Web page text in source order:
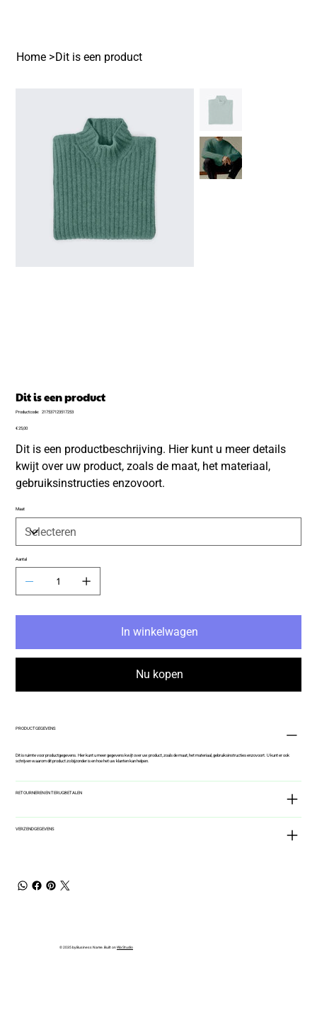
Home >Dit is een product
Dit is een product
Productcode:
Productcode
217537123517253
Prijs
€ 25,00
Dit is een productbeschrijving. Hier kunt u meer details
kwijt over uw product, zoals de maat, het materiaal,
gebruiksinstructies enzovoort.
Maat
Aantal
In winkelwagen
Nu kopen
PRODUCTGEGEVENS
Dit is ruimte voor productgegevens. Hier kunt u meer gegevens kwijt over uw product, zoals de maat, het materiaal, gebruiksinstructies enzovoort. U kunt er ook
schrijven waarom dit product zo bijzonder is en hoe het uw klanten kan helpen.
RETOURNEREN EN TERUGBETALEN
VERZENDGEGEVENS
© 2035 by Business Name. Built onWix Studio